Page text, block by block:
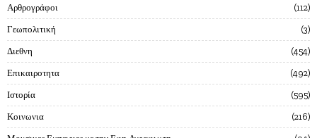
Αρθρογράφοι 112
Γεωπολιτική 3
Διεθνη 454
Επικαιροτητα 492
Ιστορία 595
Κοινωνια 216